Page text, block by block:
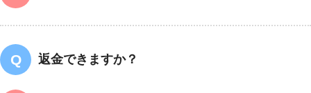
返金できますか？